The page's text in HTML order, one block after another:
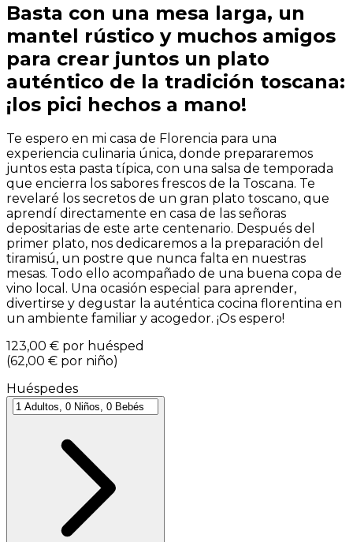
Basta con una mesa larga, un
mantel rústico y muchos amigos
para crear juntos un plato
auténtico de la tradición toscana:
¡los pici hechos a mano!
Te espero en mi casa de Florencia para una
experiencia culinaria única, donde prepararemos
juntos esta pasta típica, con una salsa de temporada
que encierra los sabores frescos de la Toscana. Te
revelaré los secretos de un gran plato toscano, que
aprendí directamente en casa de las señoras
depositarias de este arte centenario. Después del
primer plato, nos dedicaremos a la preparación del
tiramisú, un postre que nunca falta en nuestras
mesas. Todo ello acompañado de una buena copa de
vino local. Una ocasión especial para aprender,
divertirse y degustar la auténtica cocina florentina en
un ambiente familiar y acogedor. ¡Os espero!
123,00 € por huésped
(62,00 € por niño)
Huéspedes